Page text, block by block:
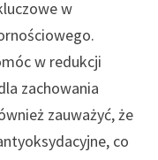
w
w redukcji
zachowania
zauważyć, że
co